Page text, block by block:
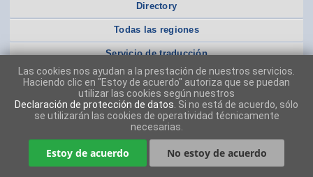
Directory
Todas las regiones
Servicio de traducción
Las cookies nos ayudan a la prestación de nuestros servicios.
Haciendo clic en "Estoy de acuerdo" autoriza que se puedan
utilizar las cookies según nuestros
Declaración de protección de datos . Si no está de acuerdo, sólo
se utilizarán las cookies de operatividad técnicamente
necesarias.